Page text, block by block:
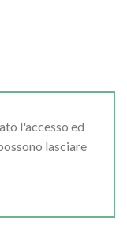
l'accesso ed
lasciare